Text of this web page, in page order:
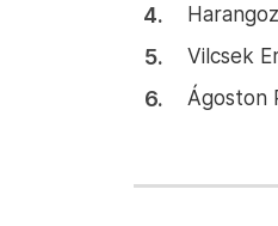
Vilcsek
Ágoston